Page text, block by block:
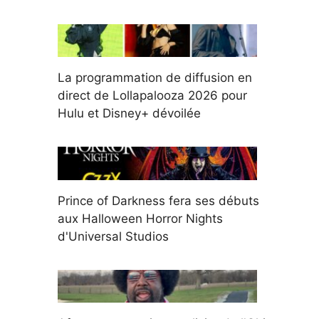
La programmation de diffusion en
direct de Lollapalooza 2026 pour
Hulu et Disney+ dévoilée
Prince of Darkness fera ses débuts
aux Halloween Horror Nights
d'Universal Studios